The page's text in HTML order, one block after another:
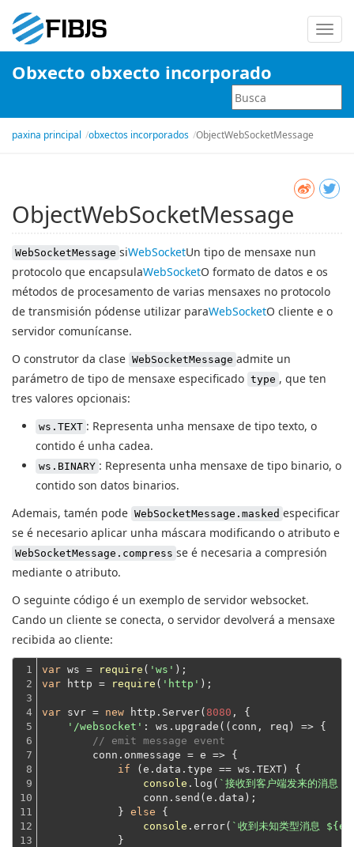
Obxecto obxecto incorporado
paxina principal obxectos incorporados ObjectWebSocketMessage
ObjectWebSocketMessage
WebSocketMessage siWebSocketUn tipo de mensaxe nun
protocolo que encapsulaWebSocketO formato de datos e os
métodos de procesamento de varias mensaxes no protocolo
de transmisión pódense utilizar paraWebSocketO cliente e o
servidor comunícanse.
O construtor da clase WebSocketMessage admite un
parámetro de tipo de mensaxe especificado type , que ten
tres valores opcionais:
ws.TEXT : Representa unha mensaxe de tipo texto, o
contido é unha cadea.
ws.BINARY : Representa unha mensaxe de tipo binario, o
contido son datos binarios.
Ademais, tamén pode WebSocketMessage.masked especificar
se é necesario aplicar unha máscara modificando o atributo e
WebSocketMessage.compress se é necesaria a compresión
mediante o atributo.
O seguinte código é un exemplo de servidor websocket.
Cando un cliente se conecta, o servidor devolverá a mensaxe
recibida ao cliente:
1
2
3
4
5
6
7
8
9
10
11
12
13
var ws = require ( 'ws'
var http = require ( 'http' );
var svr = new http.Server( 8080 , {
'/websocket' : ws.upgrade( ( conn, req ) => {
// emit message event
        conn.onmessage =
e => {
if (e.data.type == ws.TEXT) {
console .log( `接收到客户端发来的消息
                conn.send(e.data);
            }
else {
console .error( `收到未知类型消息
            }